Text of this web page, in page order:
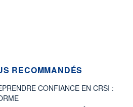
RECOMMANDÉS
CONFIANCE EN CRSI :